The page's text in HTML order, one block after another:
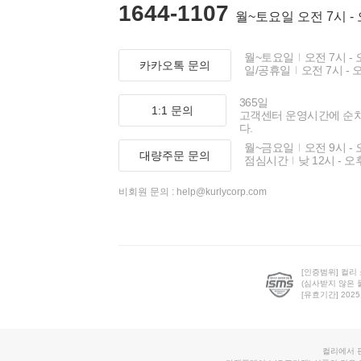
1644-1107 월~토요일 오전 7시 -
카카오톡 문의
월~토요일
오전 7시 -
일/공휴일
오전 7시 -
1:1 문의
365일
고객센터 운영시간에 순
다.
대량주문 문의
월~금요일
오전 9시 -
점심시간
낮 12시 - 오
비회원 문의 : help@kurlycorp.com
[인증범위] 컬리
(심사받지 않은
[유효기간]
컬리에서